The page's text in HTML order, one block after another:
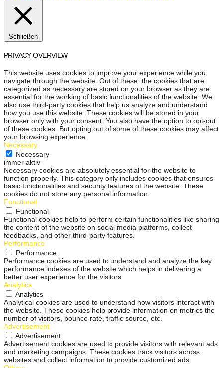
Schließen
PRIVACY OVERVIEW
This website uses cookies to improve your experience while you
navigate through the website. Out of these, the cookies that are
categorized as necessary are stored on your browser as they are
essential for the working of basic functionalities of the website. We
also use third-party cookies that help us analyze and understand
how you use this website. These cookies will be stored in your
browser only with your consent. You also have the option to opt-out
of these cookies. But opting out of some of these cookies may affect
your browsing experience.
Necessary
Necessary
immer aktiv
Necessary cookies are absolutely essential for the website to
function properly. This category only includes cookies that ensures
basic functionalities and security features of the website. These
cookies do not store any personal information.
Functional
Functional
Functional cookies help to perform certain functionalities like sharing
the content of the website on social media platforms, collect
feedbacks, and other third-party features.
Performance
Performance
Performance cookies are used to understand and analyze the key
performance indexes of the website which helps in delivering a
better user experience for the visitors.
Analytics
Analytics
Analytical cookies are used to understand how visitors interact with
the website. These cookies help provide information on metrics the
number of visitors, bounce rate, traffic source, etc.
Advertisement
Advertisement
Advertisement cookies are used to provide visitors with relevant ads
and marketing campaigns. These cookies track visitors across
websites and collect information to provide customized ads.